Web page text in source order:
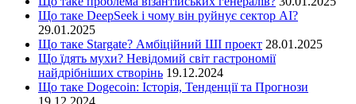
Що таке DeepSeek і чому він руйнує сектор АІ?
29.01.2025
Що таке Stargate? Амбіційний ШІ проект 28.01.2025
Що їдять мухи? Невідомий світ гастрономії
найдрібніших створінь 19.12.2024
Що таке Dogecoin: Історія, Тенденції та Прогнози